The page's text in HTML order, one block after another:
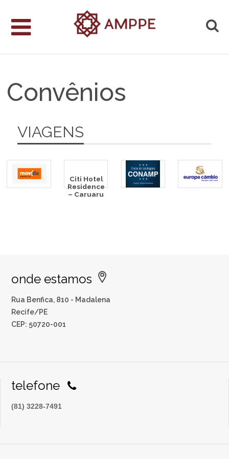
Convênios
VIAGENS
Citi Hotel
Residence
– Caruaru
onde estamos
Rua Benfica, 810 - Madalena
Recife/PE
CEP: 50720-001
telefone
(81) 3228-7491